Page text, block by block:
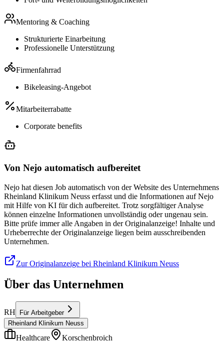
Mentoring & Coaching
Strukturierte Einarbeitung
Professionelle Unterstützung
Firmenfahrrad
Bikeleasing-Angebot
Mitarbeiterrabatte
Corporate benefits
Von Nejo automatisch aufbereitet
Nejo hat diesen Job automatisch von der Website des Unternehmens
Rheinland Klinikum Neuss erfasst und die Informationen auf Nejo
mit Hilfe von KI für dich aufbereitet. Trotz sorgfältiger Analyse
können einzelne Informationen unvollständig oder ungenau sein.
Bitte prüfe immer alle Angaben in der Originalanzeige! Inhalte und
Urheberrechte der Originalanzeige liegen beim ausschreibenden
Unternehmen.
Zur Originalanzeige bei Rheinland Klinikum Neuss
Über das Unternehmen
RH
Für Arbeitgeber
Rheinland Klinikum Neuss
Healthcare
Korschenbroich